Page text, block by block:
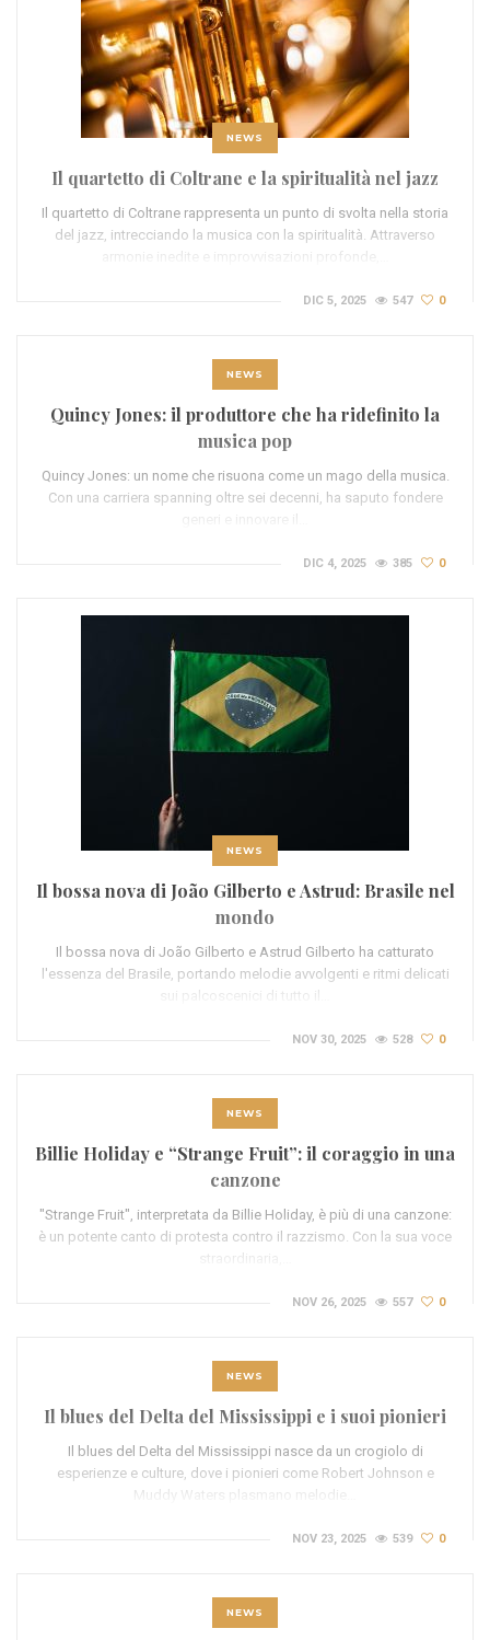
NEWS
Il quartetto di Coltrane e la spiritualità nel jazz
Il quartetto di Coltrane rappresenta un punto di svolta nella storia
del jazz, intrecciando la musica con la spiritualità. Attraverso
armonie inedite e improvvisazioni profonde,…
DIC 5, 2025 547 0
NEWS
Quincy Jones: il produttore che ha ridefinito la
musica pop
Quincy Jones: un nome che risuona come un mago della musica.
Con una carriera spanning oltre sei decenni, ha saputo fondere
DIC 4, 2025 385 0
NEWS
Il bossa nova di João Gilberto e Astrud: Brasile nel
mondo
Il bossa nova di João Gilberto e Astrud Gilberto ha catturato
l'essenza del Brasile, portando melodie avvolgenti e ritmi delicati
sui palcoscenici di tutto il…
NOV 30, 2025 528 0
NEWS
Billie Holiday e “Strange Fruit”: il coraggio in una
canzone
"Strange Fruit", interpretata da Billie Holiday, è più di una canzone:
è un potente canto di protesta contro il razzismo. Con la sua voce
straordinaria,…
NOV 26, 2025 557 0
NEWS
Il blues del Delta del Mississippi e i suoi pionieri
Il blues del Delta del Mississippi nasce da un crogiolo di
esperienze e culture, dove i pionieri come Robert Johnson e
Muddy Waters plasmano melodie…
NOV 23, 2025 539 0
NEWS